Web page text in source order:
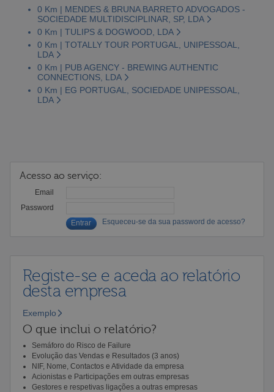
0 Km | MENDES & BRUNA BARRETO ADVOGADOS -
SOCIEDADE MULTIDISCIPLINAR, SP, LDA
0 Km | TULIPS & DOGWOOD, LDA
0 Km | TOTALLY TOUR PORTUGAL, UNIPESSOAL,
LDA
0 Km | PUB AGENCY - BREWING AUTHENTIC
CONNECTIONS, LDA
0 Km | EG PORTUGAL, SOCIEDADE UNIPESSOAL,
LDA
Acesso ao serviço:
Email
Password
Esqueceu-se da sua password de acesso?
Registe-se e aceda ao relatório
desta empresa
Exemplo
O que inclui o relatório?
Semáforo do Risco de Failure
Evolução das Vendas e Resultados (3 anos)
NIF, Nome, Contactos e Atividade da empresa
Acionistas e Participações em outras empresas
Gestores e respetivas ligações a outras empresas